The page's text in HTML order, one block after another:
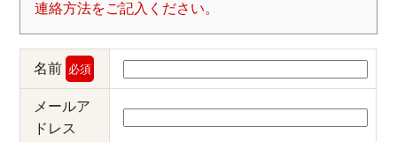
連絡方法をご記入ください。
名前 必須
メールア
ドレス